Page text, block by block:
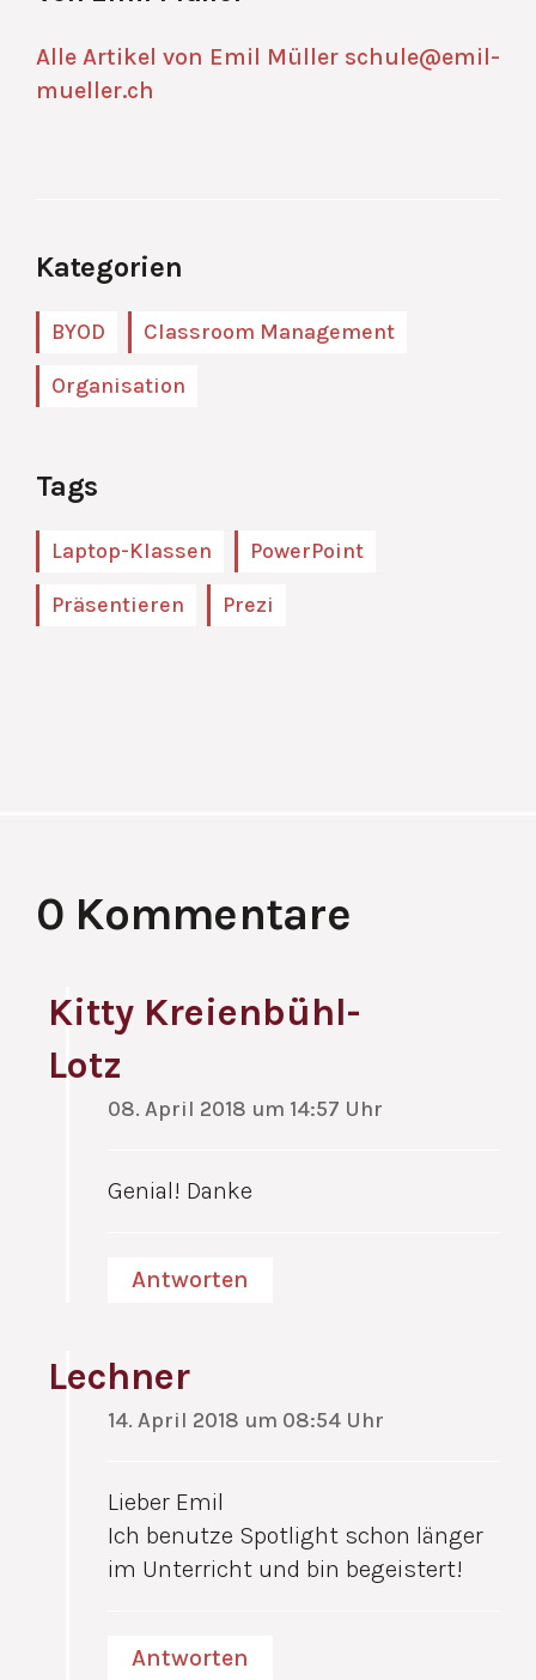
Alle Artikel von Emil Müller schule@emil-
mueller.ch
Kategorien
BYOD Classroom Management
Organisation
Tags
Laptop-Klassen PowerPoint
Präsentieren Prezi
0 Kommentare
Kitty Kreienbühl-
Lotz
08. April 2018 um 14:57 Uhr
Genial! Danke
Antworten
Lechner
14. April 2018 um 08:54 Uhr
Lieber Emil
Ich benutze Spotlight schon länger
im Unterricht und bin begeistert!
Antworten